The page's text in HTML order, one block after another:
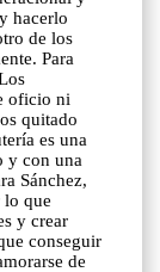
hacerlo
de los
Para
oficio ni
quitado
es una
y con una
Sánchez,
lo que
y crear
conseguir
de